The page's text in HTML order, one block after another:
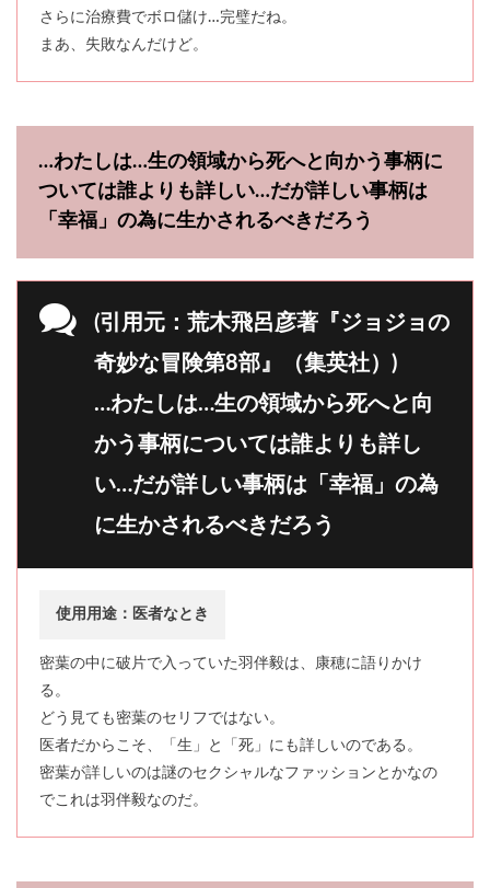
さらに治療費でボロ儲け…完璧だね。
まあ、失敗なんだけど。
…わたしは…生の領域から死へと向かう事柄に
ついては誰よりも詳しい…だが詳しい事柄は
「幸福」の為に生かされるべきだろう
(引用元：荒木飛呂彦著『ジョジョの
奇妙な冒険第8部』（集英社）)
…わたしは…生の領域から死へと向
かう事柄については誰よりも詳し
い…だが詳しい事柄は「幸福」の為
に生かされるべきだろう
使用用途：医者なとき
密葉の中に破片で入っていた羽伴毅は、康穂に語りかけ
る。
どう見ても密葉のセリフではない。
医者だからこそ、「生」と「死」にも詳しいのである。
密葉が詳しいのは謎のセクシャルなファッションとかなの
でこれは羽伴毅なのだ。